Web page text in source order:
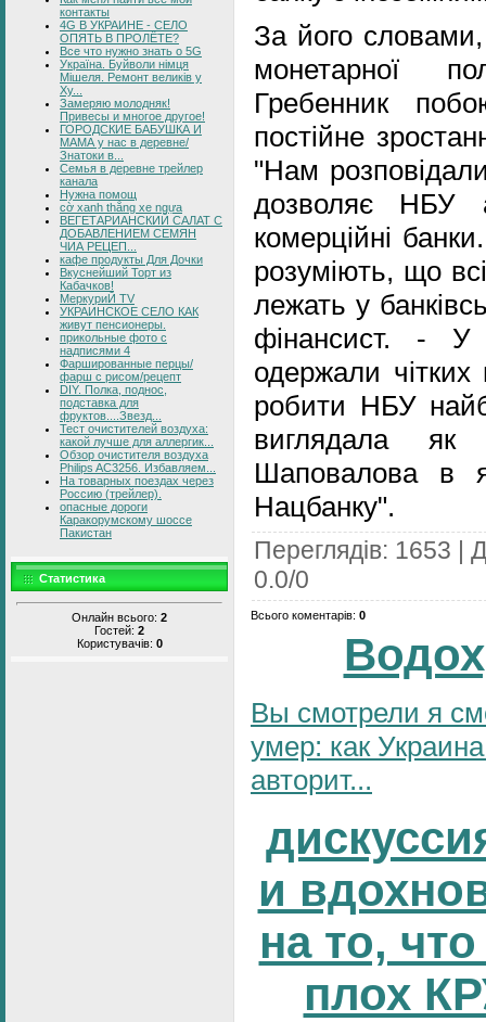
контакты
4G В УКРАИНЕ - СЕЛО
ОПЯТЬ В ПРОЛЁТЕ?
Все что нужно знать о 5G
Україна. Буйволи німця
Мішеля. Ремонт великів у
Ху...
Замеряю молодняк!
Привесы и многое другое!
ГОРОДСКИЕ БАБУШКА И
МАМА у нас в деревне/
Знатоки в...
Семья в деревне трейлер
канала
Нужна помощ
cờ xanh thắng xe ngựa
ВЕГЕТАРИАНСКИЙ САЛАТ С
ДОБАВЛЕНИЕМ СЕМЯН
ЧИА РЕЦЕП...
кафе продукты Для Дочки
Вкуснейший Торт из
Кабачков!
МеркуриЙ TV
УКРАИНСКОЕ СЕЛО КАК
живут пенсионеры.
прикольные фото с
надписями 4
Фаршированные перцы/
фарш с рисом/рецепт
DIY. Полка, поднос,
подставка для
фруктов....Звезд...
Тест очистителей воздуха:
какой лучше для аллергик...
Обзор очистителя воздуха
Philips AC3256. Избавляем...
На товарных поездах через
Россию (трейлер).
опасные дороги
Каракорумскому шоссе
Пакистан
Статистика
Онлайн всього: 2
Гостей: 2
Користувачів: 0
За його
монетарної
Гребенник
постійне
"Нам
дозволяє НБУ
комерційні
розуміють, що
лежать у
фінансист. -
одержали
робити НБУ
виглядала як
Шаповалова в
Нацбанку".
Переглядів: 1653 |
0.0/0
Всього коментарів: 0
Вы смотрели я
умер: как
авторит...
и
на то,
плох